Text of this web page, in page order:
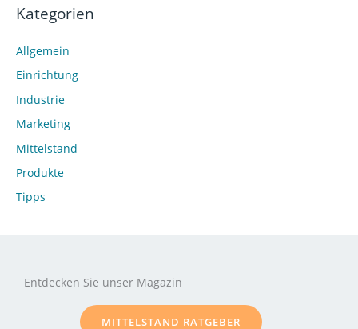
Kategorien
Allgemein
Einrichtung
Industrie
Marketing
Mittelstand
Produkte
Tipps
Entdecken Sie unser Magazin
MITTELSTAND RATGEBER